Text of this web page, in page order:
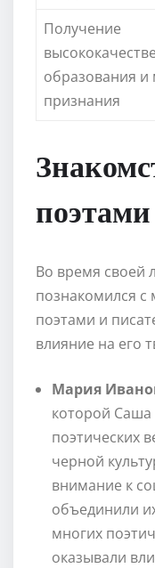
Получение
образования и
признания
поэтами
Во время своей
познакомился
поэтами и
влияние на его
Мария
которой
поэтических
черной
внимание к
объединили
многих
оказывали